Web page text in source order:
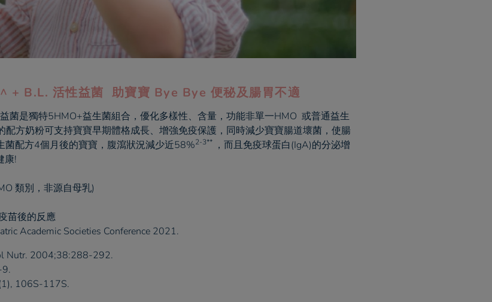
+ B.L. 活性益菌 助寶寶 Bye Bye 便秘及腸胃不適
菌是獨特5HMO+益生菌組合，優化多樣性、含量，功能非單一HMO 或普通益生
方奶粉可支持寶寶早期體格成長、增強免疫保護，同時減少寶寶腸道壞菌，使腸
菌配方4個月後的寶寶，腹瀉狀況減少近58%2-3**
，而且免疫球蛋白(IgA)的分泌增
康!
類別，非源自母乳)
苗後的反應
Academic Societies Conference 2021.
Nutr. 2004;38:288-292.
106S-117S.